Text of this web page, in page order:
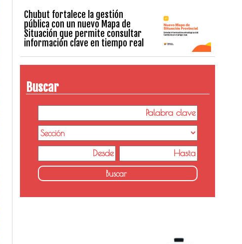
Chubut fortalece la gestión
pública con un nuevo Mapa de
Situación que permite consultar
información clave en tiempo real
Buscar